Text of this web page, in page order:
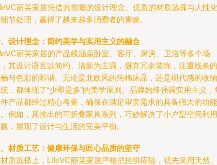
丽芙家居凭借其前瞻的设计理念、优质的材质选择与人性
节处理，赢得了越来越多消费者的青睐。
设计理念：简约美学与实用主义的融合
丽芙家居的产品线涵盖卧室、客厅、厨房、卫浴等多个场
其设计语言以简约、清新为主调，摒弃冗余装饰，注重线条的
与色彩的和谐。无论是北欧风的纯棉床品，还是现代感的收纳
，都体现了“少即是多”的美学原则。品牌始终强调实用主义，
产品都经过精心考量，确保在满足审美需求的具备强大的功能
例如，其推出的可折叠家具系列，巧妙解决了小户型空间利用
，展现了设计与生活的完美平衡。
材质工艺：健康环保与匠心品质的坚守
质选择上，LifeVC丽芙家居严格把控供应链，优先采用天然